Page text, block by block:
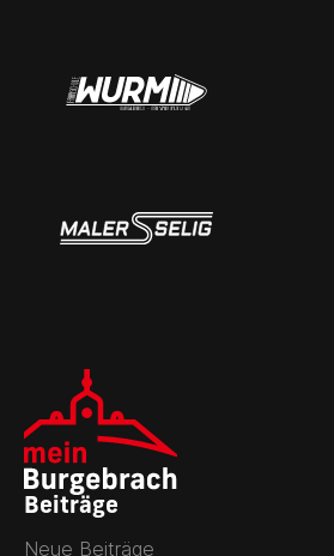
Beiträge
Neue Beiträge